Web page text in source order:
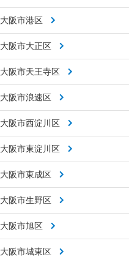
大阪市港区
大阪市大正区
大阪市天王寺区
大阪市浪速区
大阪市西淀川区
大阪市東淀川区
大阪市東成区
大阪市生野区
大阪市旭区
大阪市城東区